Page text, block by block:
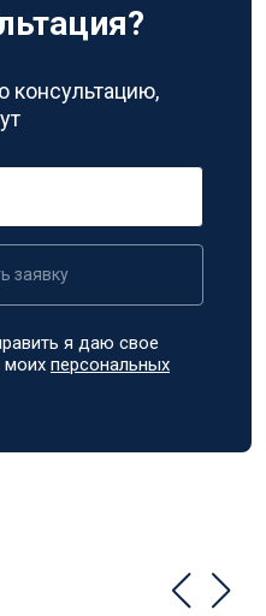
консультацию,
заявку
я даю свое
моихперсональных